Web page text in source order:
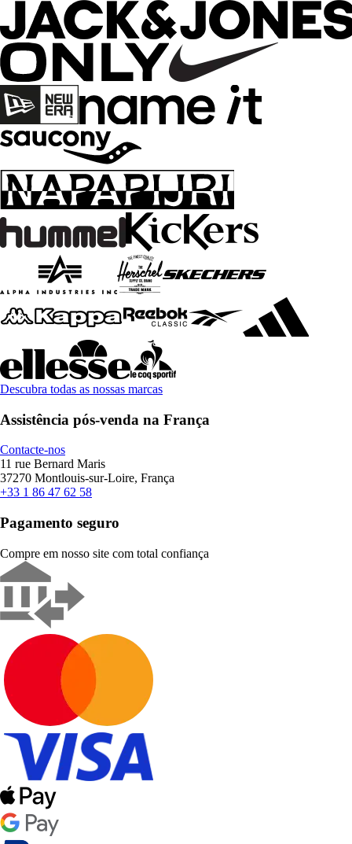
Descubra todas as nossas marcas
Assistência pós-venda na França
Contacte-nos
11 rue Bernard Maris
37270 Montlouis-sur-Loire, França
+33 1 86 47 62 58
Pagamento seguro
Compre em nosso site com total confiança